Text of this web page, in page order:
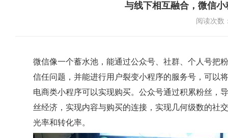
与线下相互融合，微信
阅读次数
微信像一个蓄水池，能通过公众号、社群、个人号把
信任问题，并能进行用户裂变小程序的服务号，可以
电商类小程序可以实现购买。公众号通过积累粉丝，
丝经济，实现内容与购买的连接，实现几何级数的社
光率和转化率。